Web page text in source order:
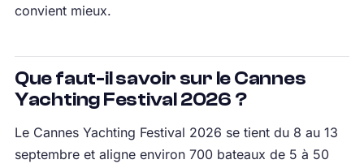
convient mieux.
Que faut-il savoir sur le Cannes
Yachting Festival 2026 ?
Le Cannes Yachting Festival 2026 se tient du 8 au 13
septembre et aligne environ 700 bateaux de 5 à 50